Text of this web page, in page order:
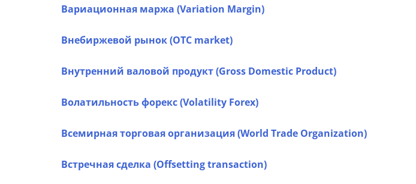
Вариационная маржа (Variation Margin)
Внебиржевой рынок (OTC market)
Внутренний валовой продукт (Gross Domestic Product)
Волатильность форекс (Volatility Forex)
Всемирная торговая организация (World Trade Organization)
Встречная сделка (Offsetting transaction)